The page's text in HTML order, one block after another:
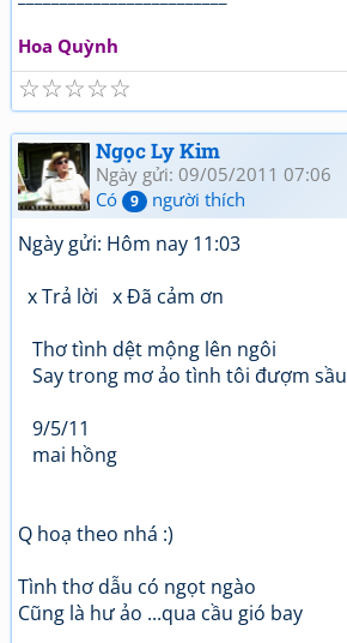
Hoa Quỳnh
☆
☆
☆
☆
☆
Ngọc Ly Kim
Ngày gửi: 09/05/2011 07:06
Có
9 người thích
Ngày gửi: Hôm nay 11:03
x Trả lời x Đã cảm ơn
Thơ tình dệt mộng lên ngôi
Say trong mơ ảo tình tôi đượm sầu
9/5/11
mai hồng
Q hoạ theo nhá :)
Tình thơ dẫu có ngọt ngào
Cũng là hư ảo ...qua cầu gió bay